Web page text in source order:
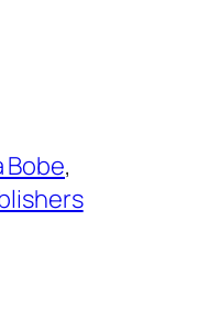
Bobe